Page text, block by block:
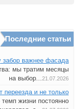
Последние статьи
забор важнее фасада
мы тратим месяцы
на выбор...21.07.2026
и не только
жизни постоянно